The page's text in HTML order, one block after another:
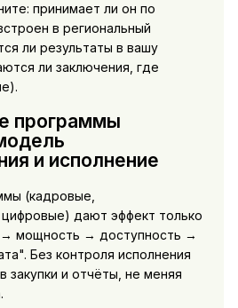
принимает ли он по
в региональный
ли результаты в вашу
ли заключения, где
программы
и исполнение
(кадровые,
дают эффект только
→ мощность → доступность →
Без контроля исполнения
закупки и отчёты, не меняя